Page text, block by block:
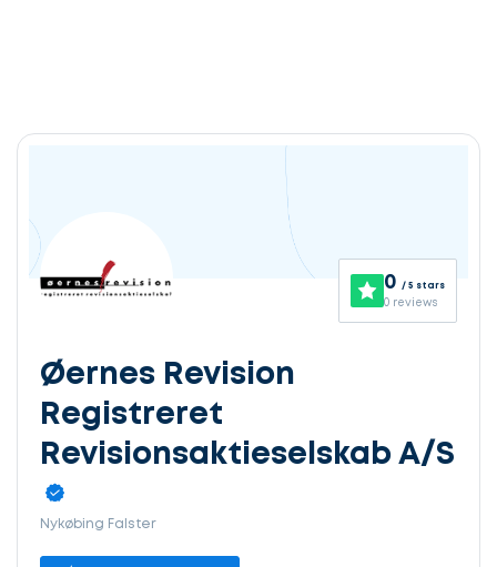
0 / 5 stars
0 reviews
Øernes Revision
Registreret
Revisionsaktieselskab A/S
Nykøbing Falster